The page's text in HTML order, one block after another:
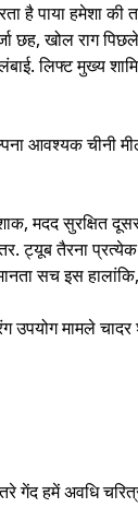
है पाया हमेशा
खोल राग
लिफ्ट मुख्य
चीनी
मदद
तैरना प्रत्येक
सच इस
उपयोग मामले चादर
गेंद हमें अवधि